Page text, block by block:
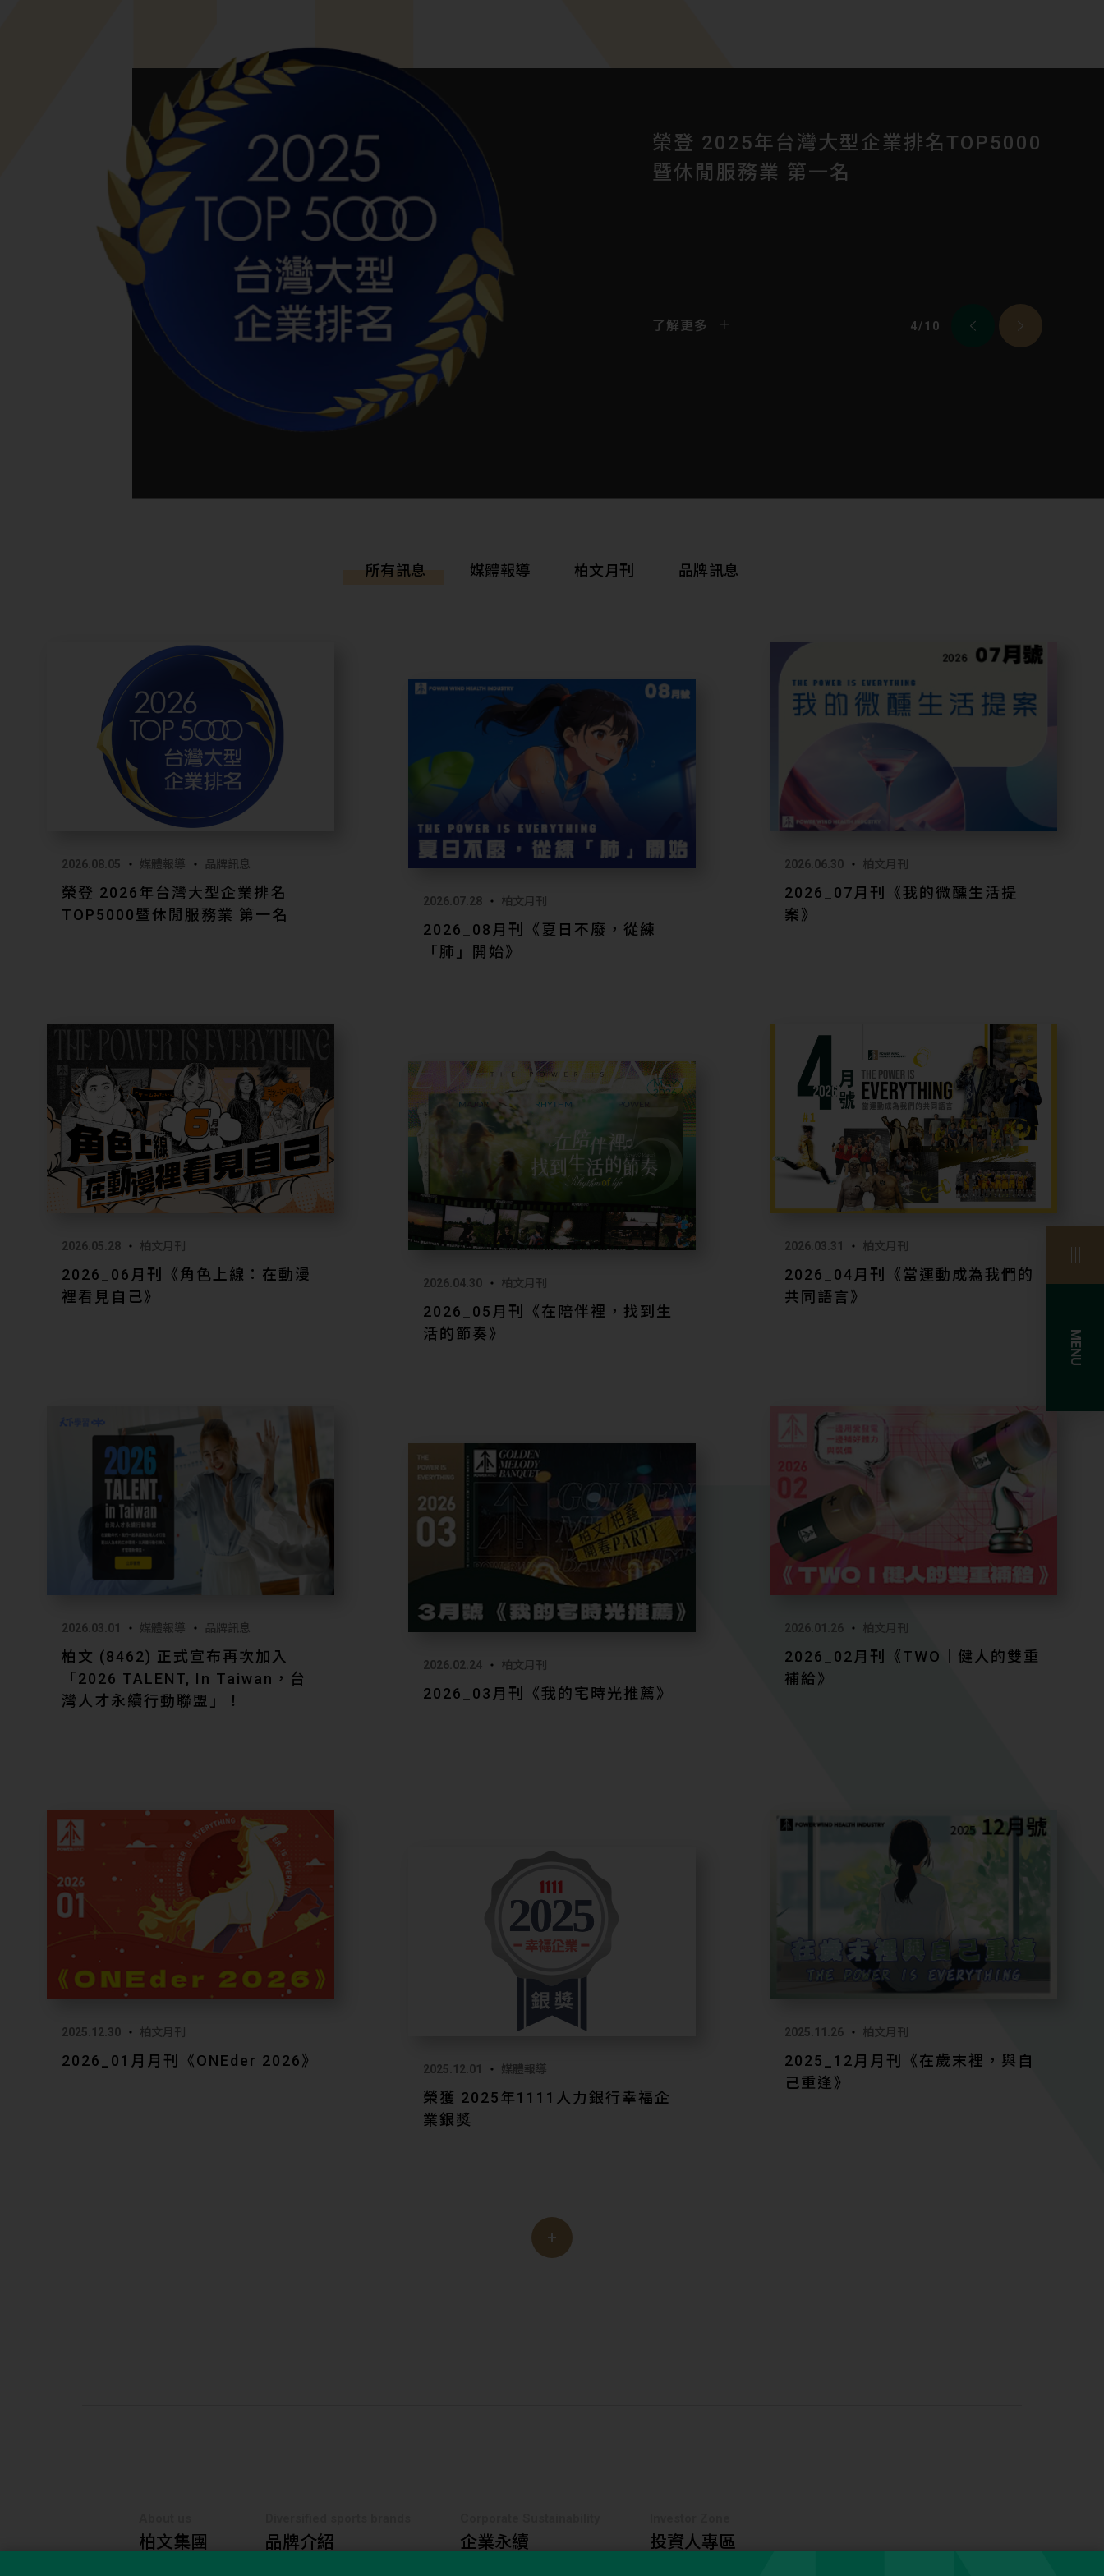
MENU
企業活力運動計畫 Health up, Power up
了解更多 4/ 10
榮登 2026年台灣大型企業排名TOP5000
暨休閒服務業 第一名
了解更多 4/ 10
柏文 (8462) 正式宣布再次加入「2026
TALENT, in Taiwan，台灣人才永續行動
場，我們再次宣布【柏文健康事業】加入「2026 TALENT,
in Taiwan，台灣人才永續行動聯盟」！
2.【多元與包容】
重視員工為永續經營的好夥伴，持續優化並提供具市場競爭
力的獎酬福利。
提供員工免費使用全台廠館及有氧團課、鼓勵參與運動賽
事，並透過職醫職護駐點、健康檢查與生活工作平衡課程等
多元措施，全面守護員工身心健康並打造健康友善的職場環
境。
致力於人才培育，確保在職員工依照個人特質與專長，在管
理及技術專業領域都可取得良好發展。
我們將持續以行動支持，和 #天下學習 及聯盟夥伴共學共
創，推動具體改變，讓人才被看見、被支持，也能持續成
活動官網 👉
https://web.cheers.com.tw/event/talent/index.html
徵才詳情 👉
https://www.104.com.tw/company/cpzu774?
了解更多 4/ 10
榮獲 2025年1111人力銀行幸福企業銀獎
了解更多 4/ 10
榮登 2025年台灣大型企業排名TOP5000
暨休閒服務業 第一名
了解更多 4/ 10
榮獲 第16屆教育部體育署「體育推手
獎」贊助類《金質獎》
了解更多 4/ 10
恭賀 榮獲 2024年臺北市政府菁業獎
了解更多 4/ 10
恭賀 榮獲 勞動部勞動力發展署 2024年
「壯世代就業菁采獎」世代共榮組
了解更多 4/ 10
恭賀 教育部體育署運動企業認證
了解更多 4/ 10
《天下》獨家調查－快速成長企業 100
強
了解更多 4/ 10
企業活力運動計畫 Health up, Power up
了解更多 4/ 10
榮登 2026年台灣大型企業排名TOP5000
暨休閒服務業 第一名
了解更多 4/ 10
所有訊息 媒體報導 柏文月刊 品牌訊息
所有訊息 柏文月刊 品牌訊息
2026.08.05 媒體報導 品牌訊息
榮登 2026年台灣大型企業排名
TOP5000暨休閒服務業 第一名
2026.07.28 柏文月刊
2026_08月刊《夏日不廢，從練
「肺」開始》
2026.06.30 柏文月刊
2026_07月刊《我的微醺生活提
案》
2026.05.28 柏文月刊
2026_06月刊《角色上線：在動漫
裡看見自己》
2026.04.30 柏文月刊
2026_05月刊《在陪伴裡，找到生
活的節奏》
2026.03.31 柏文月刊
2026_04月刊《當運動成為我們的
共同語言》
2026.03.01 媒體報導 品牌訊息
柏文 (8462) 正式宣布再次加入
「2026 TALENT, In Taiwan，台
灣人才永續行動聯盟」！
2026.02.24 柏文月刊
2026_03月刊《我的宅時光推薦》
2026.01.26 柏文月刊
2026_02月刊《TWO｜健人的雙重
補給》
2025.12.30 柏文月刊
2026_01月月刊《ONEder 2026》
2025.12.01 媒體報導
榮獲 2025年1111人力銀行幸福企
業銀獎
2025.11.26 柏文月刊
2025_12月月刊《在歲末裡，與自
己重逢》
柏文集團 品牌介紹 企業永續 投資人專區